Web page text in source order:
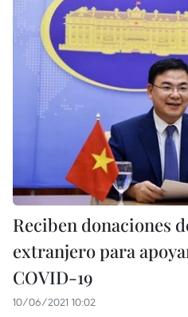
Reciben donaciones
extranjero para
COVID-19
10/06/2021 10:02